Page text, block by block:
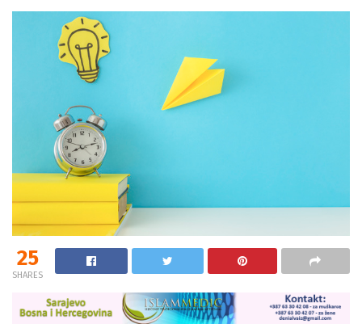
25
SHARES